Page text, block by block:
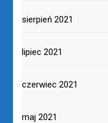
sierpień 2021
lipiec 2021
czerwiec 2021
maj 2021